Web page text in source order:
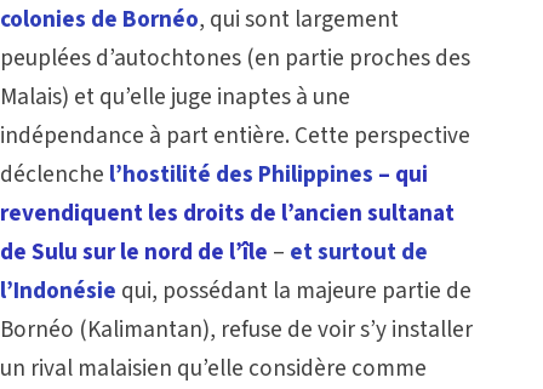
colonies de Bornéo, qui sont largement
peuplées d’autochtones (en partie proches des
Malais) et qu’elle juge inaptes à une
indépendance à part entière. Cette perspective
déclenche l’hostilité des Philippines – qui
revendiquent les droits de l’ancien sultanat
de Sulu sur le nord de l’île – et surtout de
l’Indonésie qui, possédant la majeure partie de
Bornéo (Kalimantan), refuse de voir s’y installer
un rival malaisien qu’elle considère comme